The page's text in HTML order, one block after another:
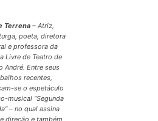
Terrena– Atriz,
poeta, diretora
e professora da
Livre de Teatro de
André. Entre seus
recentes,
se o espetáculo
musical “Segunda
– no qual assina